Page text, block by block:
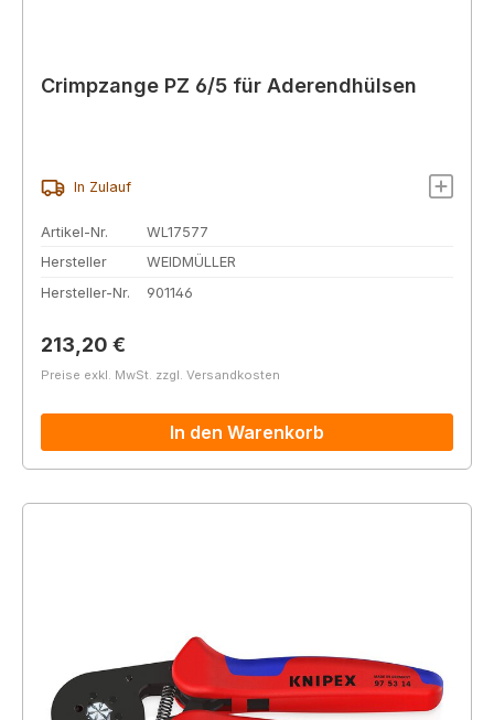
Crimpzange PZ 6/5 für Aderendhülsen
In Zulauf
Artikel-Nr.
WL17577
Hersteller
WEIDMÜLLER
Hersteller-Nr.
901146
Regulärer Preis:
213,20 €
Preise exkl. MwSt. zzgl. Versandkosten
In den Warenkorb